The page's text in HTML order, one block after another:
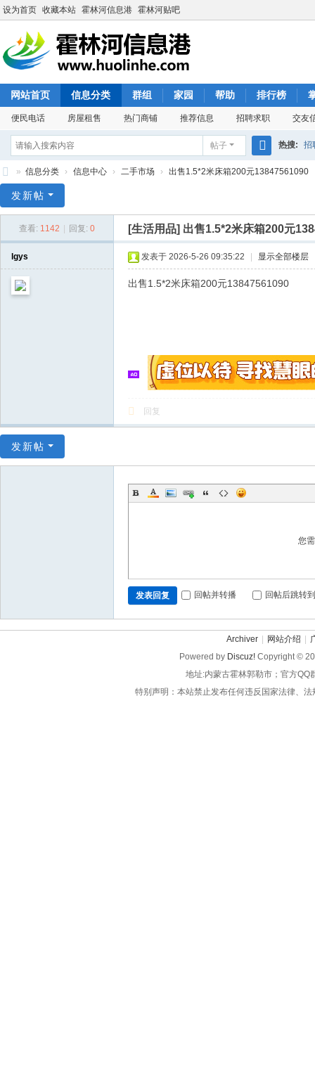
设为首页 收藏本站 霍林河信息港 霍林河贴吧
网站首页 信息分类 群组 家园 帮助 排行榜
便民电话 房屋租售 热门商铺 推荐信息 招聘求职 交友
帖子
搜
热搜: 招
林
» 信息分类 › 信息中心 › 二手市场 › 出售1.5*2米床箱200元13847561090
发新帖
查看: 1142 回复: 0 [生活用品] 出售1.5*2米床箱200元
lgys 发表于 2026-5-26 09:35:22 显示全部楼层
出售1.5*2米床箱200元13847561090
回复
发新帖
您
发表回复 回帖并转播 回帖后跳转
Archiver 网站介绍
Powered by Discuz! Copyright ©
地址:内蒙古霍林郭勒市；官方QQ
特别声明：本站禁止发布任何违反国家法律、